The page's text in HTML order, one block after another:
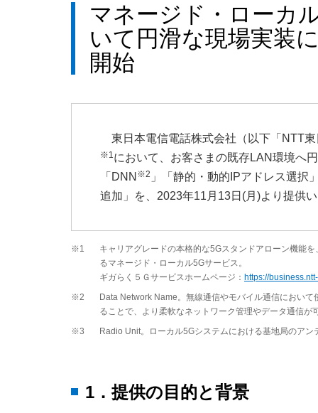
マネージド・ローカ
いて円滑な現場実装
開始
東日本電信電話株式会社（以下「NTT
※1において、お客さまの既存LAN環境へ
「DNN ※2 」「静的・動的IPアドレス選択
追加」を、2023年11月13日(月)より提供
※1
キャリアグレードの本格的な5Gスタンドアローン機能
るマネージド・ローカル5Gサービス。
ギガらく５Ｇサービスホームページ： https://
※2
Data Network Name。無線通信やモバイル通信におい
ることで、より柔軟なネットワーク管理やデータ通信が
※3
Radio Unit。ローカル5Gシステムにおける基地局のアン
1．提供の目的と背景